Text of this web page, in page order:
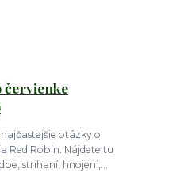
červienke
otázky o
Red Robin. Nájdete tu
strihaní, hnojení,...